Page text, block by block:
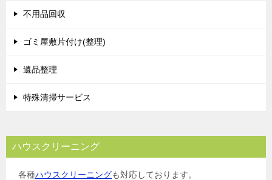
不用品回収
ゴミ屋敷片付け(整理)
遺品整理
特殊清掃サービス
ハウスクリーニング
各種ハウスクリーニングも対応しております。